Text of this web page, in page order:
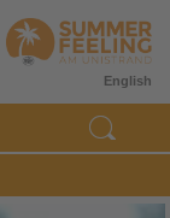
English